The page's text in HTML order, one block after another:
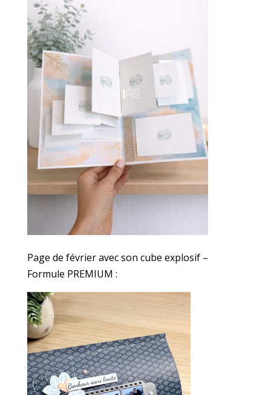
Page de février avec son cube explosif –
Formule PREMIUM :